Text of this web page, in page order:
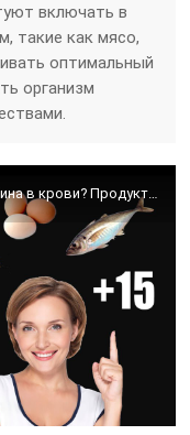
включать в
такие как мясо,
оптимальный
организм
Как быстро повысить уровень гемоглобина в крови? Продукты, повышающие гемоглобин